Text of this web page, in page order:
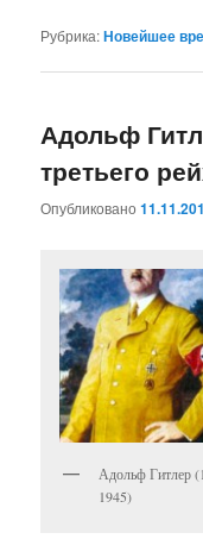
Рубрика:Новейшее
Адольф
третьего
Опубликовано
Адольф Гитлер
1945)